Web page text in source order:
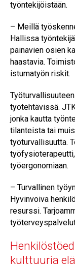
työntekijöistään.
– Meillä
Hallissa
painavien osien
haastavia.
istumatyön riskit.
työtehtävissä.
jonka kautta
tilanteista tai
työturvallisuutta.
työergonomiaan.
– Turvallinen
Hyvinvoiva
resurssi.
kulttuuria